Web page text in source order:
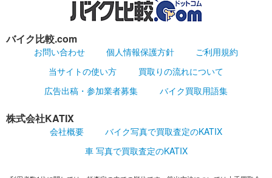
バイク比較.com
お問い合わせ 個人情報保護方針
ご利用規約
当サイトの使い方
買取りの流れについて
広告出稿・参加業者募集
バイク買取用語集
株式会社KATIX
会社概要
バイク写真で買取査定のKATIX
車 写真で買取査定のKATIX